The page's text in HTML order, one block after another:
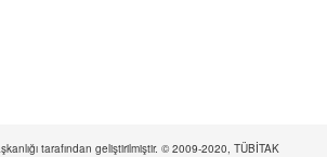
tarafından geliştirilmiştir. © 2009-2020, TÜBİTAK